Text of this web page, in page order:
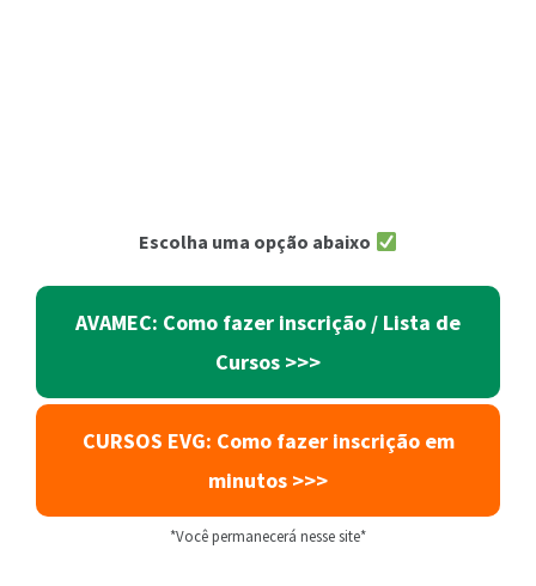
Escolha uma opção abaixo
AVAMEC: Como fazer inscrição / Lista de
Cursos >>>
CURSOS EVG: Como fazer inscrição em
minutos >>>
*Você permanecerá nesse site*